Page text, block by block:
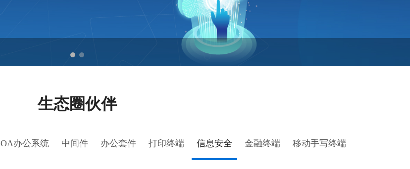
生态圈伙伴
OA办公系统 中间件 办公套件 打印终端 信息安全 金融终端 移动手写终端